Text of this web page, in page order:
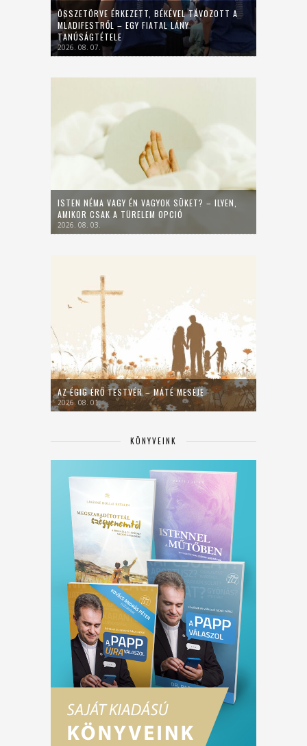
ÖSSZETÖRVE ÉRKEZETT, BÉKÉVEL TÁVOZOTT A
MLADIFESTRŐL – EGY FIATAL LÁNY
TANÚSÁGTÉTELE
2026. 08. 07.
ISTEN NÉMA VAGY ÉN VAGYOK SÜKET? – ILYEN,
AMIKOR CSAK A TÜRELEM OPCIÓ
2026. 08. 03.
AZ ÉGIG ÉRŐ TESTVÉR – MÁTÉ MESÉJE
2026. 08. 01.
KÖNYVEINK